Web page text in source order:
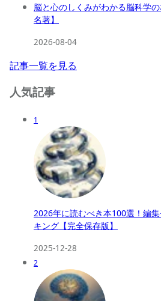
脳と心のしくみがわかる脳科学
名著】
2026-08-04
記事一覧を見る
人気記事
1
2026年に読むべき本100選！編
キング【完全保存版】
2025-12-28
2